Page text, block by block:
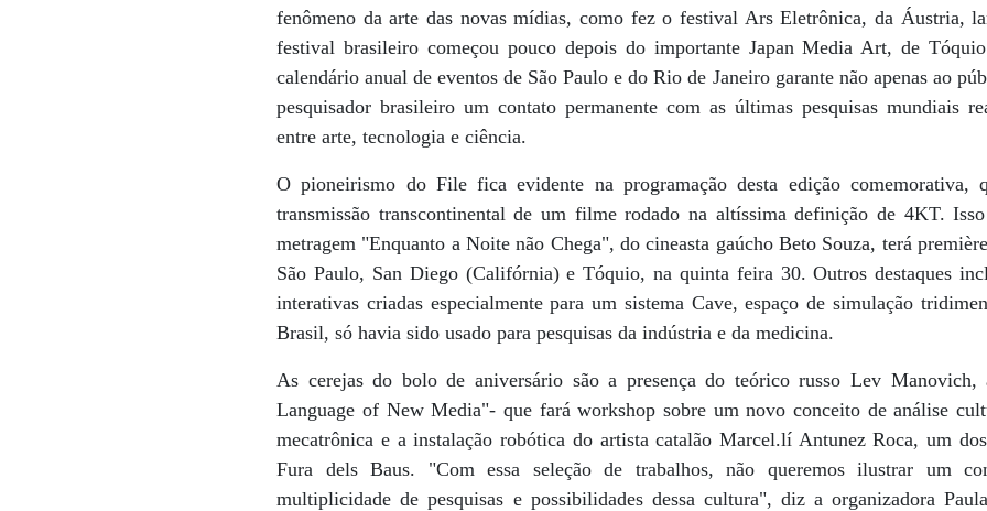
fenômeno da arte das novas mídias, como fez o festival Ars Eletrônica, da Áustria,
festival brasileiro começou pouco depois do importante Japan Media Art, de
calendário anual de eventos de São Paulo e do Rio de Janeiro garante não apenas ao
pesquisador brasileiro um contato permanente com as últimas pesquisas mundiais
entre arte, tecnologia e ciência.
O pioneirismo do File fica evidente na programação desta edição comemorativa,
transmissão transcontinental de um filme rodado na altíssima definição de 4KT.
metragem "Enquanto a Noite não Chega", do cineasta gaúcho Beto Souza, terá
São Paulo, San Diego (Califórnia) e Tóquio, na quinta feira 30. Outros destaques
interativas criadas especialmente para um sistema Cave, espaço de simulação
Brasil, só havia sido usado para pesquisas da indústria e da medicina.
As cerejas do bolo de aniversário são a presença do teórico russo Lev Manovich,
Language of New Media"- que fará workshop sobre um novo conceito de análise
mecatrônica e a instalação robótica do artista catalão Marcel.lí Antunez Roca, um
Fura dels Baus. "Com essa seleção de trabalhos, não queremos ilustrar um
multiplicidade de pesquisas e possibilidades dessa cultura", diz a organizadora